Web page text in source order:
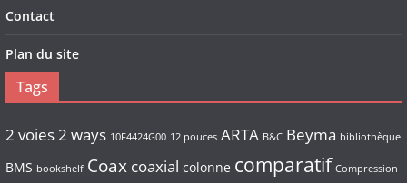
Contact
Plan du site
Tags
2 voies2 ways 10F4424G00 12 pouces ARTA B&C Beyma bibliothèque
BMS bookshelf Coax coaxial colonne comparatif Compression